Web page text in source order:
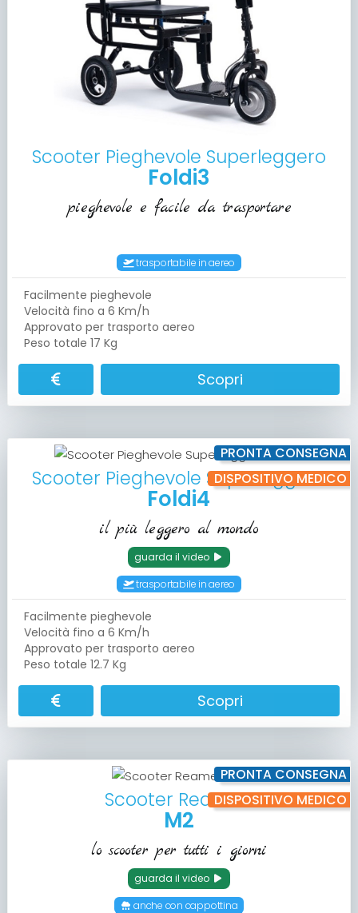
Scooter Pieghevole Superleggero
Foldi3
pieghevole e facile da trasportare
trasportabile in aereo
Facilmente pieghevole
Velocità fino a 6 Km/h
Approvato per trasporto aereo
Peso totale 17 Kg
Scopri
PRONTA CONSEGNA
DISPOSITIVO MEDICO
Scooter Pieghevole Superleggero
Foldi4
il più leggero al mondo
guarda il video
trasportabile in aereo
Facilmente pieghevole
Velocità fino a 6 Km/h
Approvato per trasporto aereo
Peso totale 12.7 Kg
Scopri
PRONTA CONSEGNA
DISPOSITIVO MEDICO
Scooter Reamed
M2
lo scooter per tutti i giorni
guarda il video
anche con cappottina